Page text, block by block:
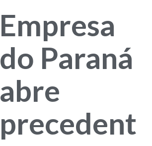
Empresa
do Paraná
abre
precedent